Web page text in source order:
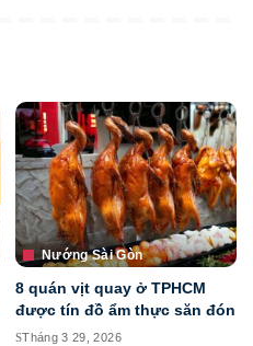
Nướng Sài Gòn
8 quán vịt quay ở TPHCM
được tín đồ ẩm thực săn đón
Tháng 3 29, 2026